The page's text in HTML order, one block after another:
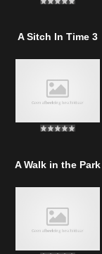
A Sitch In Time 3
A Walk in the Park